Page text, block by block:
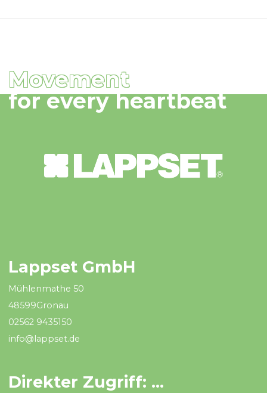
Movement
for every heartbeat
Lappset GmbH
Mühlenmathe 50
48599Gronau
02562 9435150
info@lappset.de
Direkter Zugriff: ...